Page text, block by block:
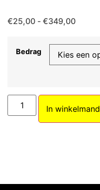
€25,00 - €349,00
Bedrag
In winkelmand